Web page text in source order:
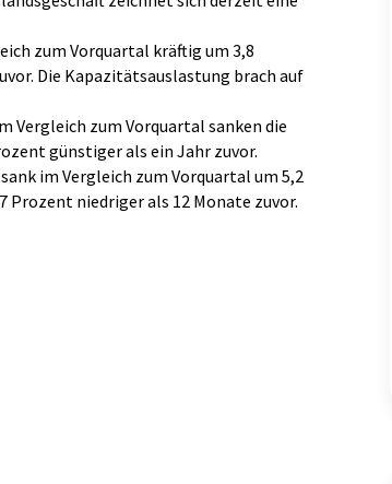
zum Vorquartal kräftig um 3,8
Die Kapazitätsauslastung brach auf
Vergleich zum Vorquartal sanken die
günstiger als ein Jahr zuvor.
im Vergleich zum Vorquartal um 5,2
Prozent niedriger als 12 Monate zuvor.